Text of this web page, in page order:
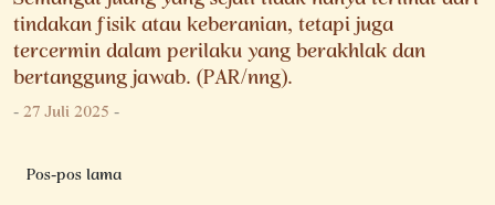
tindakan fisik atau keberanian, tetapi juga
tercermin dalam perilaku yang berakhlak dan
bertanggung jawab. (PAR/nng).
-27 Juli 2025-
Navigasi
Pos-pos lama